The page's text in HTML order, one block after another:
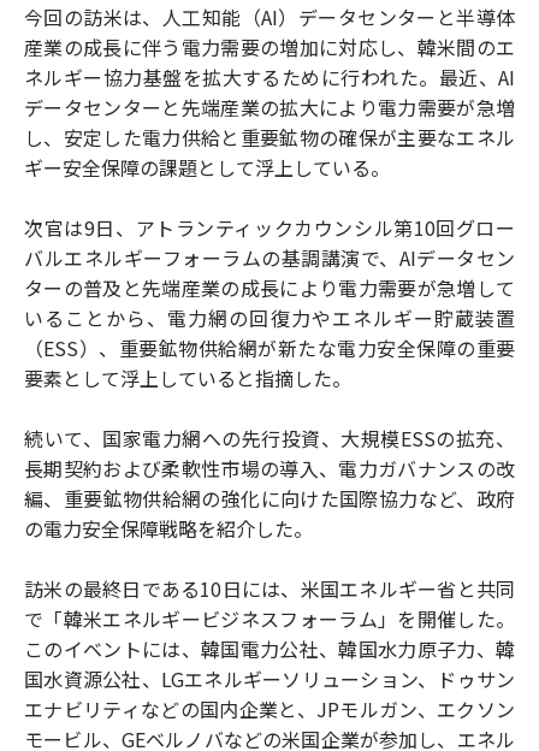
今回の訪米は、人工知能（AI）データセンターと半導体
産業の成長に伴う電力需要の増加に対応し、韓米間のエ
ネルギー協力基盤を拡大するために行われた。最近、AI
データセンターと先端産業の拡大により電力需要が急増
し、安定した電力供給と重要鉱物の確保が主要なエネル
ギー安全保障の課題として浮上している。
次官は9日、アトランティックカウンシル第10回グロー
バルエネルギーフォーラムの基調講演で、AIデータセン
ターの普及と先端産業の成長により電力需要が急増して
いることから、電力網の回復力やエネルギー貯蔵装置
（ESS）、重要鉱物供給網が新たな電力安全保障の重要
要素として浮上していると指摘した。
続いて、国家電力網への先行投資、大規模ESSの拡充、
長期契約および柔軟性市場の導入、電力ガバナンスの改
編、重要鉱物供給網の強化に向けた国際協力など、政府
の電力安全保障戦略を紹介した。
訪米の最終日である10日には、米国エネルギー省と共同
で「韓米エネルギービジネスフォーラム」を開催した。
このイベントには、韓国電力公社、韓国水力原子力、韓
国水資源公社、LGエネルギーソリューション、ドゥサン
エナビリティなどの国内企業と、JPモルガン、エクソン
モービル、GEベルノバなどの米国企業が参加し、エネル